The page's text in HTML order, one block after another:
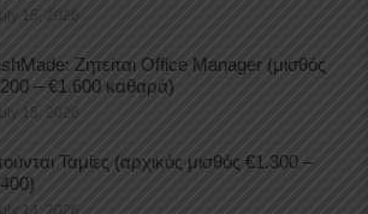
15, 2026
Ζητείται Office Manager (μισθός
– €1.600 καθαρά)
15, 2026
Ταμίες (αρχικός μισθός €1.300 –
14, 2026